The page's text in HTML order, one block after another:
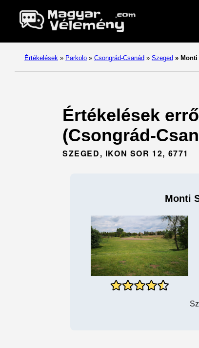
Értékelések » Parkolo » Csongrád-Csanád » Szeged » Monti
Értékelések
(Csongrád-
SZEGED, IKON SOR 12, 6771
Monti